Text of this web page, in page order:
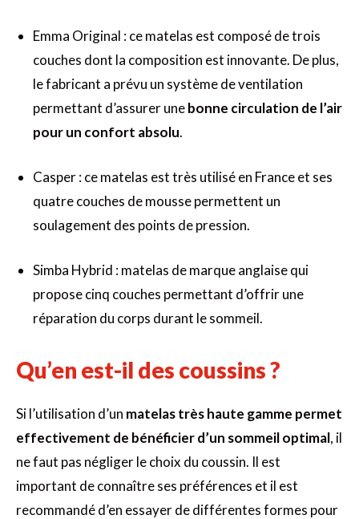
Emma Original : ce matelas est composé de trois
couches dont la composition est innovante. De plus,
le fabricant a prévu un système de ventilation
permettant d’assurer unebonne circulation de l’air
pour un confort absolu.
Casper : ce matelas est très utilisé en France et ses
quatre couches de mousse permettent un
soulagement des points de pression.
Simba Hybrid : matelas de marque anglaise qui
propose cinq couches permettant d’offrir une
réparation du corps durant le sommeil.
Qu’en est-il des coussins ?
Si l’utilisation d’un matelas très haute gamme permet
effectivement de bénéficier d’un sommeil optimal, il
ne faut pas négliger le choix du coussin. Il est
important de connaître ses préférences et il est
recommandé d’en essayer de différentes formes pour